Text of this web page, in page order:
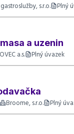
s.r.o. Plný
a uzenin
a.s. Plný úvazek
Broome, s.r.o. Plný